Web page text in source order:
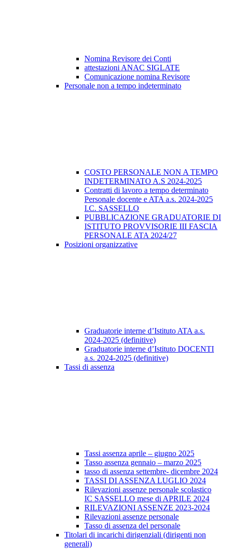
Nomina Revisore dei Conti
attestazioni ANAC SIGLATE
Comunicazione nomina Revisore
Personale non a tempo indeterminato
COSTO PERSONALE NON A TEMPO
INDETERMINATO A.S 2024-2025
Contratti di lavoro a tempo determinato
Personale docente e ATA a.s. 2024-2025
I.C. SASSELLO
PUBBLICAZIONE GRADUATORIE DI
ISTITUTO PROVVISORIE III FASCIA
PERSONALE ATA 2024/27
Posizioni organizzative
Graduatorie interne d’Istituto ATA a.s.
2024-2025 (definitive)
Graduatorie interne d’Istituto DOCENTI
a.s. 2024-2025 (definitive)
Tassi di assenza
Tassi assenza aprile – giugno 2025
Tasso assenza gennaio – marzo 2025
tasso di assenza settembre- dicembre 2024
TASSI DI ASSENZA LUGLIO 2024
Rilevazioni assenze personale scolastico
IC SASSELLO mese di APRILE 2024
RILEVAZIONI ASSENZE 2023-2024
Rilevazioni assenze personale
Tasso di assenza del personale
Titolari di incarichi dirigenziali (dirigenti non
generali)